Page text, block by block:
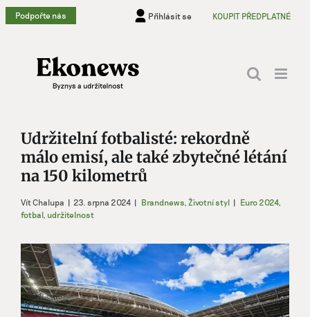
Přeskočit
na
Podpořte nás Přihlásit se KOUPIT PŘEDPLATNÉ
Udržitelní fotbalisté: rekordně
málo emisí, ale také zbytečné létání
na 150 kilometrů
Vít Chalupa | 23. srpna 2024 | Brandnews, Životní styl | Euro 2024,
fotbal, udržitelnost
Zobrazit
větší
obrázek